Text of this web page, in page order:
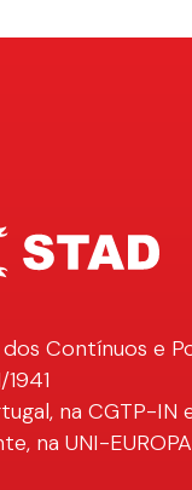
Contínuos e
na CGTP-IN
na UNI-